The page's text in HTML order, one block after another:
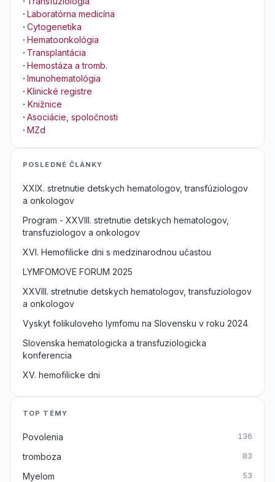
· Laboratórna medicína
· Cytogenetika
· Hematoonkológia
· Transplantácia
· Hemostáza a tromb.
· Imunohematológia
· Klinické registre
· Knižnice
· Asociácie, spoločnosti
· MZd
POSLEDNÉ ČLÁNKY
XXIX. stretnutie detskych hematologov, transfúziologov
a onkologov
Program - XXVIII. stretnutie detskych hematologov,
transfuziologov a onkologov
XVI. Hemofilicke dni s medzinarodnou učastou
LYMFOMOVE FORUM 2025
XXVIII. stretnutie detskych hematologov, transfuziologov
a onkologov
Vyskyt folikuloveho lymfomu na Slovensku v roku 2024
Slovenska hematologicka a transfuziologicka
konferencia
XV. hemofilicke dni
TOP TÉMY
Povolenia 136
tromboza 83
Myelom 53